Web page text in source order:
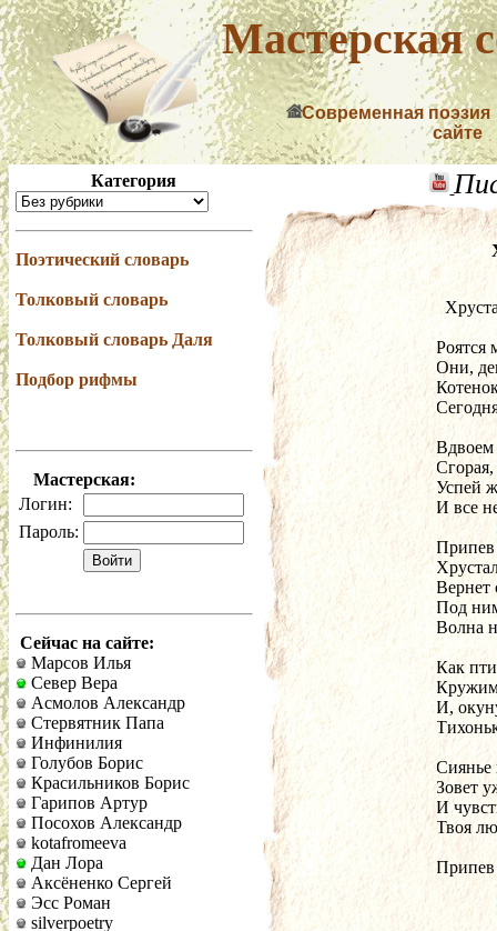
Мастерская
Современная поэзия
сайте
Категория
Поэтический словарь
Толковый словарь
Толковый словарь Даля
Подбор рифмы
Мастерская:
Логин:
Пароль:
Сейчас на сайте:
Марсов Илья
Север Вера
Асмолов Александр
Стервятник Папа
Инфинилия
Голубов Борис
Красильников Борис
Гарипов Артур
Посохов Александр
kotafromeeva
Дан Лора
Аксёненко Сергей
Эсс Роман
silverpoetry
Роятся
Они,
Вдвоем
Сгорая,
Успей
И все
Припев
Вернет
Под
Волна
Как
И,
Сиянье
Зовет
И
Твоя
Припев